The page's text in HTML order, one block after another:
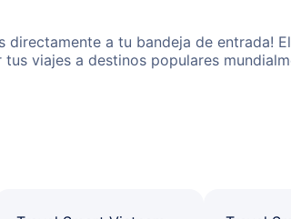
a tu bandeja de entrada!
viajes a destinos populares